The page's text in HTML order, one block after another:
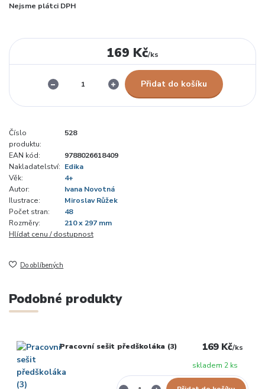
Nejsme plátci DPH
169 Kč/ks
Přidat do košíku
Číslo
produktu:
528
EAN kód:
9788026618409
Nakladatelství: Edika
Věk:
4+
Autor:
Ivana Novotná
Ilustrace:
Miroslav Růžek
Počet stran:
48
Rozměry:
210 x 297 mm
Hlídat cenu / dostupnost
Do oblíbených
Podobné produkty
Pracovní sešit předškoláka (3) 169 Kč/ks
skladem 2 ks